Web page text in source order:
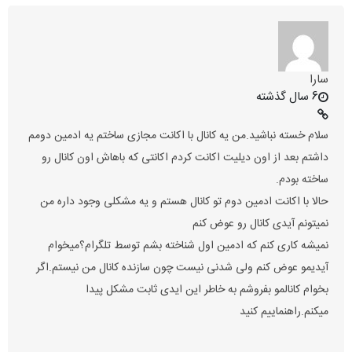
سارا
6 سال گذشته
سلام خسته نباشید.من یه کانال با اکانت مجازی ساختم یه ادمین دومم
داشتم بعد از اون دیلیت اکانت کردم اکانتی که باهاش اون کانال رو
ساخته بودم.
حالا با اکانت ادمین دوم تو کانال هستم و یه مشکلی وجود داره من
نمیتونم آیدی کانال رو عوض کنم
نمیشه کاری کنم که ادمین اول شناخته بشم توسط تلگرام؟میخوام
آیدیمو عوض کنم ولی شدنی نیست چون سازنده کانال من نیستم.اگر
بخوام کانالمو بفروشم به خاطر این ایدی ثابت مشکل پیدا
میکنم.راهنماییم کنید